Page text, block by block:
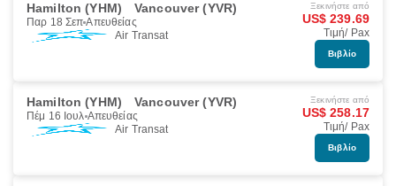
Hamilton (YHM) Vancouver (YVR)
Παρ 18 Σεπ Απευθείας
Air Transat
Ξεκινήστε από
US$ 239.69
Τιμή/ Pax
Βιβλίο
Hamilton (YHM) Vancouver (YVR)
Πέμ 16 Ιουλ Απευθείας
Air Transat
Ξεκινήστε από
US$ 258.17
Τιμή/ Pax
Βιβλίο